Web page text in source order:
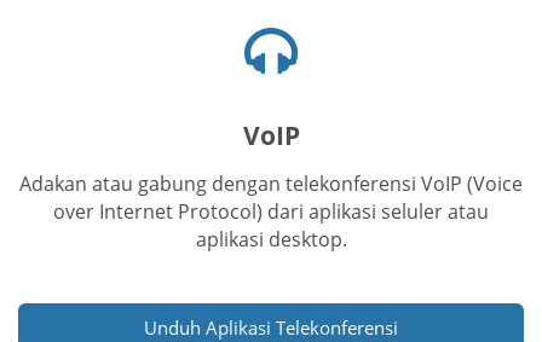
headset
VoIP
Adakan atau gabung dengan telekonferensi VoIP (Voice
over Internet Protocol) dari aplikasi seluler atau
aplikasi desktop.
Unduh Aplikasi Telekonferensi